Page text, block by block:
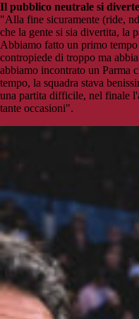
Il pubblico neutrale si
"Alla fine sicuramente (ride,
che la gente si sia divertita, la
Abbiamo fatto un primo
contropiede di troppo ma
abbiamo incontrato un Parma
tempo, la squadra stava
una partita difficile, nel finale
tante occasioni".